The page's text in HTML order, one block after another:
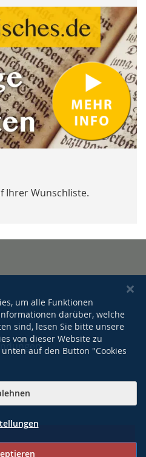
Ihrer Wunschliste.
um alle Funktionen
darüber, welche
sind, lesen Sie bitte unsere
von dieser Website zu
auf den Button "Cookies